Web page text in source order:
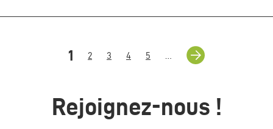
Page
1 Page
2 Page
3 Page
4 Page
5
Page
suivante
Next
›
Rejoignez-nous !